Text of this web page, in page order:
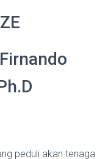
peduli akan tenaga